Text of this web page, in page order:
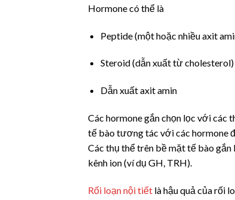
Hormone có thể là
Peptide (một hoặc nhiều axit
Steroid (dẫn xuất từ cholesterol)
Dẫn xuất axit amin
Các hormone gắn chọn lọc với các
tế bào tương tác với các hormone
Các thụ thể trên bề mặt tế bào gắn
kênh ion (ví dụ GH, TRH).
Rối loạn nội tiết là hậu quả của rối